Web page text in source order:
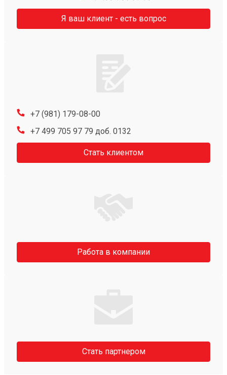
Я ваш клиент - есть вопрос
+7 (981) 179-08-00
+7 499 705 97 79 доб. 0132
Стать клиентом
Работа в компании
Стать партнером